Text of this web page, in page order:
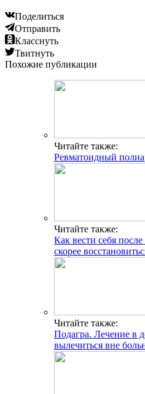
Поделиться
Отправить
Класснуть
Твитнуть
Похожие публикации
Читайте также:
Ревматоидный
Читайте также:
Как вести себя
скорее
Читайте также:
Подагра. Лечение в
вылечиться вне